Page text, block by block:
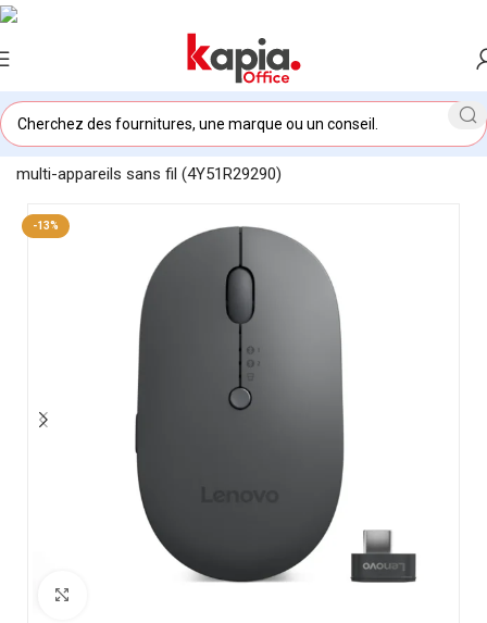
Accueil/KAPIA OFFICE MAROC/Souris Lenovo X9 Bluetooth
multi-appareils sans fil (4Y51R29290)
-13%